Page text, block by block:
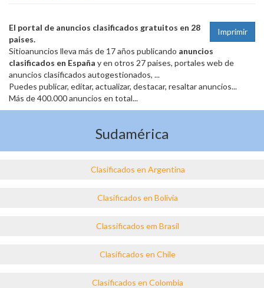
Imprimir
El portal de anuncios clasificados gratuitos en 28
paises.
Sitioanuncios lleva más de 17 años publicando anuncios
clasificados en España y en otros 27 paises, portales web de
anuncios clasificados autogestionados, ...
Puedes publicar, editar, actualizar, destacar, resaltar anuncios...
Más de 400.000 anuncios en total...
Sudamérica
Clasificados en Argentina
Clasificados en Bolivia
Classificados em Brasil
Clasificados en Chile
Clasificados en Colombia